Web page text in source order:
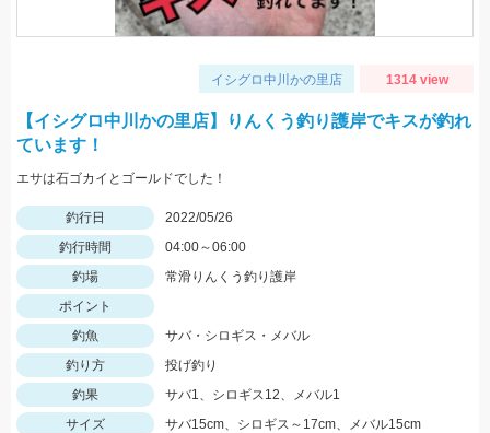
イシグロ中川かの里店 1314 view
【イシグロ中川かの里店】りんくう釣り護岸でキスが釣れ
ています！
エサは石ゴカイとゴールドでした！
釣行日
2022/05/26
釣行時間
04:00～06:00
釣場
常滑りんくう釣り護岸
ポイント
釣魚
サバ・シロギス・メバル
釣り方
投げ釣り
釣果
サバ1、シロギス12、メバル1
サイズ
サバ15cm、シロギス～17cm、メバル15cm